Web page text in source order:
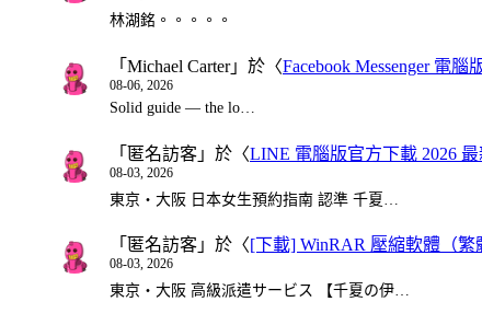
林湖銘。。。。。
「 Michael Carter」於〈Facebook Messenger 電腦
08-06, 2026
Solid guide — the lo…
「 匿名訪客 」於〈LINE 電腦版官方下載 2026 最
08-03, 2026
東京・大阪 日本女生預約指南 認準 千夏…
「 匿名訪客 」於〈[下載] WinRAR 壓縮軟體（繁
08-03, 2026
東京・大阪 高級派遣サービス 【千夏の伊…